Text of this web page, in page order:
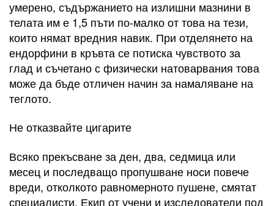
умерено, съдържанието на излишни мазнини в
телата им е 1,5 пъти по-малко от това на тези,
които нямат вредния навик. При отделянето на
ендорфини в кръвта се потиска чувството за
глад и съчетано с физически натоварвания това
може да бъде отличен начин за намаляване на
теглото.
Не отказвайте цигарите
Всяко прекъсване за ден, два, седмица или
месец и последващо пропушване носи повече
вреди, отколкото равномерното пушене, смятат
специалисти. Екип от учени и изследователи под